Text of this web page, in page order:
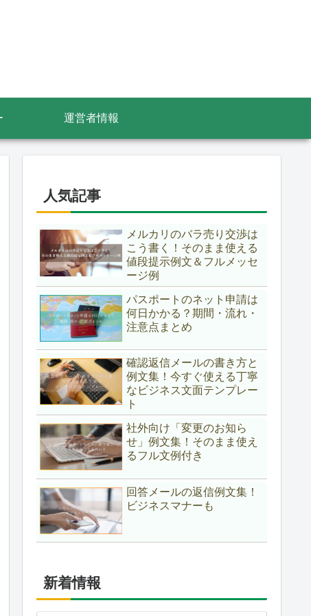
運営者情報
人気記事
メルカリのバラ売り交渉は
こう書く！そのまま使える
値段提示例文＆フルメッセ
ージ例
パスポートのネット申請は
何日かかる？期間・流れ・
注意点まとめ
確認返信メールの書き方と
例文集！今すぐ使える丁寧
なビジネス文面テンプレー
ト
社外向け「変更のお知ら
せ」例文集！そのまま使え
るフル文例付き
回答メールの返信例文集！
ビジネスマナーも
新着情報